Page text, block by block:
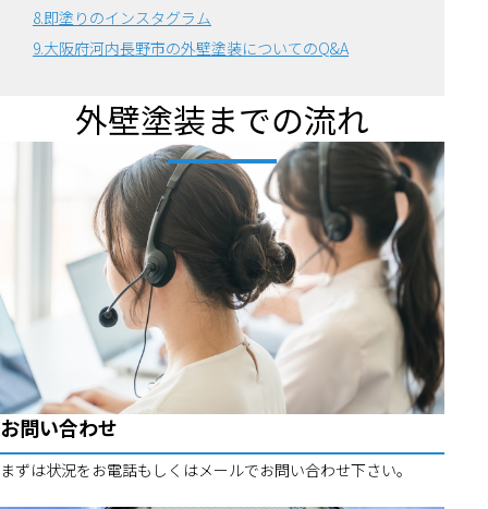
8.即塗りのインスタグラム
9.大阪府河内長野市の外壁塗装についてのQ&A
外壁塗装までの流れ
お問い合わせ
まずは状況をお電話もしくはメールでお問い合わせ下さい。